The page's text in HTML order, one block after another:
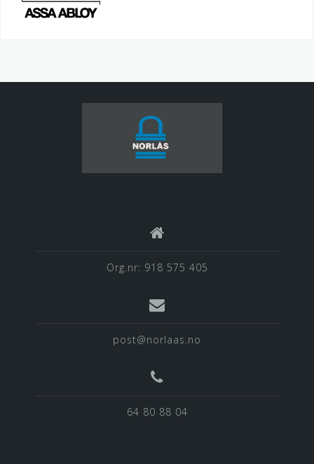
Org.nr: 918 575 405
post@norlaas.no
64 80 88 04